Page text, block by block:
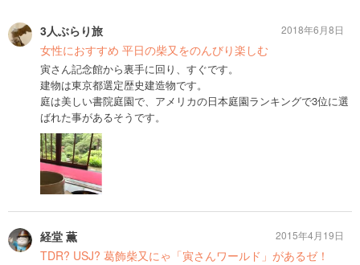
3人ぶらり旅
女性におすすめ 平日の柴又をのんびり楽しむ
寅さん記念館から裏手に回り、すぐです。
建物は東京都選定歴史建造物です。
庭は美しい書院庭園で、アメリカの日本庭園ランキングで3位に選
ばれた事があるそうです。
2018年6月8日
経堂 薫
TDR? USJ? 葛飾柴又にゃ「寅さんワールド」があるゼ！
2015年4月19日